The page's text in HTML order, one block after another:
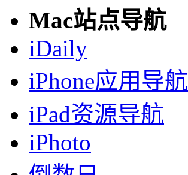
Mac站点导航
iDaily
iPhone应用导航
iPad资源导航
iPhoto